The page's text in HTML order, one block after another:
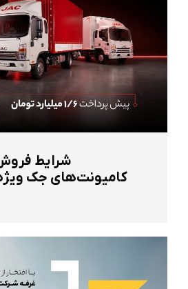
شرایط
کامیونت‌های جک ویژه